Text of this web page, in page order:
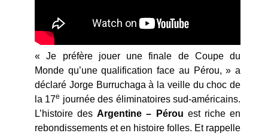
« Je préfère jouer une finale de Coupe du
Monde qu’une qualification face au Pérou, » a
déclaré Jorge Burruchaga à la veille du choc de
la 17e journée des éliminatoires sud-américains.
L’histoire desArgentine – Pérou est riche en
rebondissements et en histoire folles. Et rappelle